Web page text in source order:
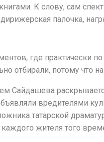
К слову, сам
палочка,
где практически
отбирали, потому что
Сайдашева
вредителями
татарской
каждого жителя того